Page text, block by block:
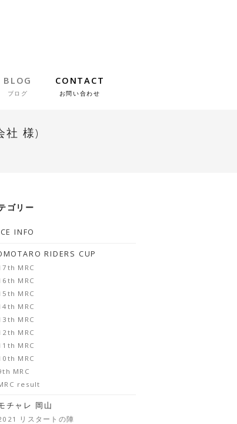
BLOG
ブログ
CONTACT
お問い合わせ
社 様)
ゴリー
INFO
RIDERS CUP
MRC
MRC
MRC
MRC
MRC
MRC
MRC
MRC
MRC
result
チャレ 岡山
リスタートの陣